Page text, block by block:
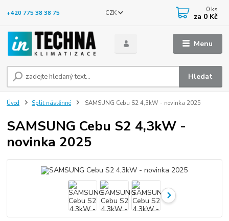
Menu
CZK
Hledat
+420 775 38 38 75 0 ks
za 0 Kč
Úvod Split nástěnné SAMSUNG Cebu S2 4,3kW - novinka 2025
SAMSUNG Cebu S2 4,3kW -
novinka 2025